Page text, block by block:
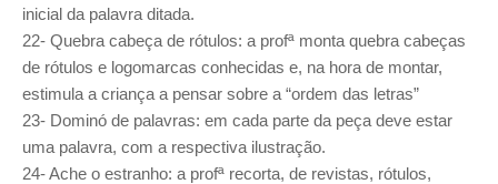
inicial da palavra ditada.
22- Quebra cabeça de rótulos: a profª monta quebra cabeças
de rótulos e logomarcas conhecidas e, na hora de montar,
estimula a criança a pensar sobre a “ordem das letras”
23- Dominó de palavras: em cada parte da peça deve estar
uma palavra, com a respectiva ilustração.
24- Ache o estranho: a profª recorta, de revistas, rótulos,